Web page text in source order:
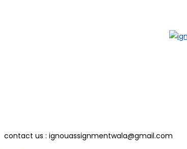
contact us : ignouassignmentwala@gmail.com